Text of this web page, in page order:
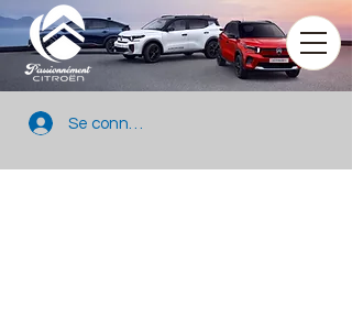
Se connecter